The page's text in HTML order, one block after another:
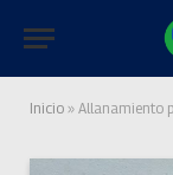
Inicio » Allanamiento por